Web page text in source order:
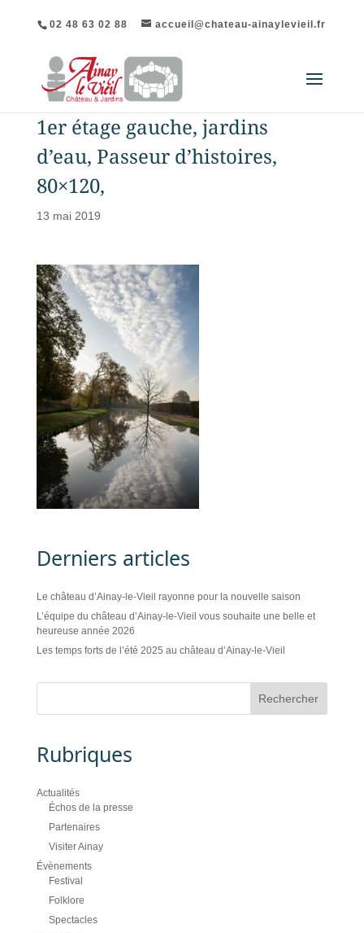
02 48 63 02 88 accueil@chateau-ainaylevieil.fr
1er étage gauche, jardins
d’eau, Passeur d’histoires,
80×120,
13 mai 2019
Derniers articles
Le château d’Ainay-le-Vieil rayonne pour la nouvelle saison
L’équipe du château d’Ainay-le-Vieil vous souhaite une belle et
heureuse année 2026
Les temps forts de l’été 2025 au château d’Ainay-le-Vieil
Rubriques
Actualités
Échos de la presse
Partenaires
Visiter Ainay
Évènements
Festival
Folklore
Spectacles